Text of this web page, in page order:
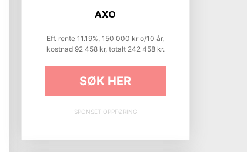
AXO
Eff. rente 11.19%, 150 000 kr o/10 år,
kostnad 92 458 kr, totalt 242 458 kr.
SØK HER
SPONSET OPPFØRING